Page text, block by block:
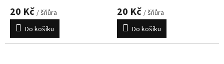
20 Kč / šňůra
Do košíku
20 Kč / šňůra
Do košíku